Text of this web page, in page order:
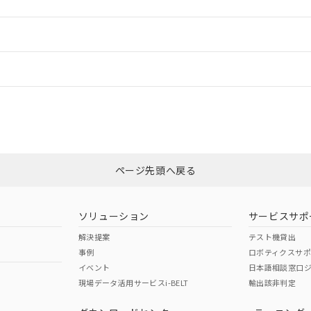
ダウンロードはこちら
（日本
（アメリカ
ページ先頭へ戻る
ソリューション
解決提案
事例
イベント
現場データ活用サービスi-BELT
サービスサポ
テスト機貸出
ロボティクスサ
日本語相談窓口
輸出該非判定